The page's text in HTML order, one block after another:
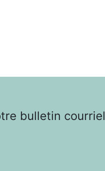
bulletin courriel